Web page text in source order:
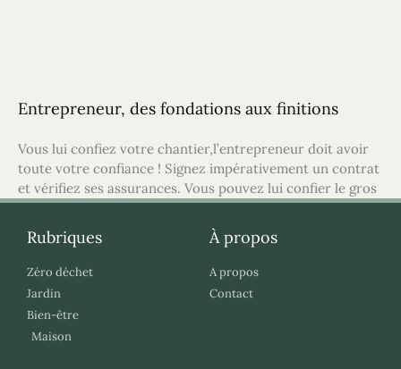
Entrepreneur, des fondations aux finitions
Vous lui confiez votre chantier,l’entrepreneur doit avoir
toute votre confiance ! Signez impérativement un contrat
et vérifiez ses assurances. Vous pouvez lui confier le gros
Rubriques
Zéro déchet
Jardin
Bien-être
Maison
À propos
A propos
Contact